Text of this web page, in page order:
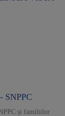
SNPPC
și familiilor